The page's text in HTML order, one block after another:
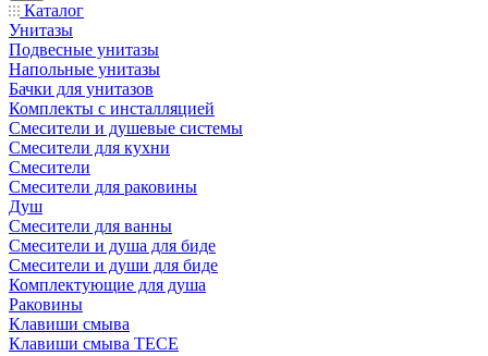
Каталог
Унитазы
Подвесные унитазы
Напольные унитазы
Бачки для унитазов
Комплекты с инсталляцией
Смесители и душевые системы
Смесители для кухни
Смесители
Смесители для раковины
Душ
Смесители для ванны
Смесители и душа для биде
Смесители и души для биде
Комплектующие для душа
Раковины
Клавиши смыва
Клавиши смыва TECE